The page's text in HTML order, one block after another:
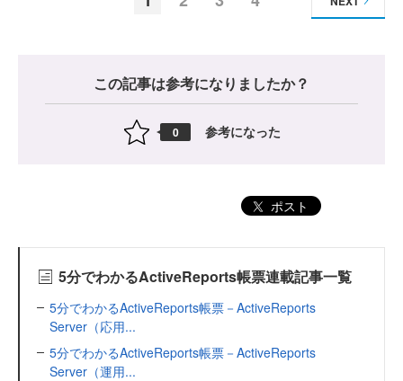
この記事は参考になりましたか？
0 参考になった
ポスト
5分でわかるActiveReports帳票連載記事一覧
5分でわかるActiveReports帳票－ActiveReports
Server（応用...
5分でわかるActiveReports帳票－ActiveReports
Server（運用...